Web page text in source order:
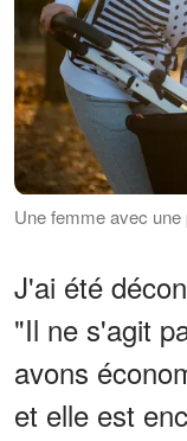
Une femme avec
J'ai été
"Il ne s'agit
avons
et elle est